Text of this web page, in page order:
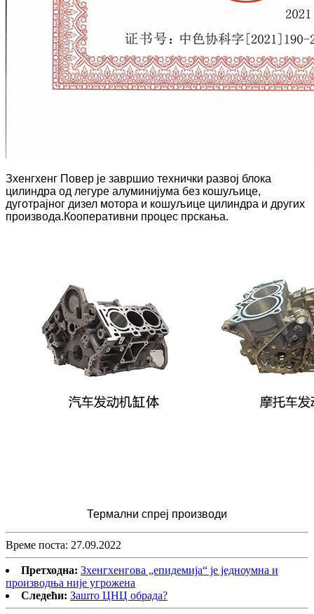
Зхенгхенг Повер је завршио технички развој блока
цилиндра од легуре алуминијума без кошуљице,
дуготрајног дизел мотора и кошуљице цилиндра и других
производа.Кооперативни процес прскања.
Термални спреј производи
Време поста: 27.09.2022
Претходна: Зхенгхенгова „епидемија“ је једноумна и
производња није угрожена
Следећи: Зашто ЦНЦ обрада?